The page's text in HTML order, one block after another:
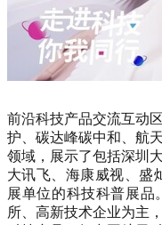
前沿科技产品交流互动
护、碳达峰碳中和、航
领域，展示了包括深圳
大讯飞、海康威视、盛
展单位的科技科普展品
所、高新技术企业为主